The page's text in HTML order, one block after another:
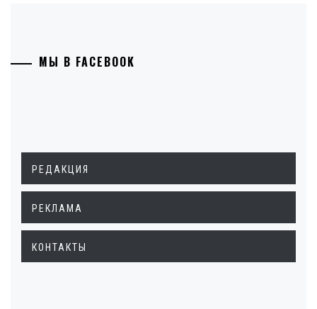
МЫ В FACEBOOK
РЕДАКЦИЯ
РЕКЛАМА
КОНТАКТЫ